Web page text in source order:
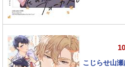
こじらせ山